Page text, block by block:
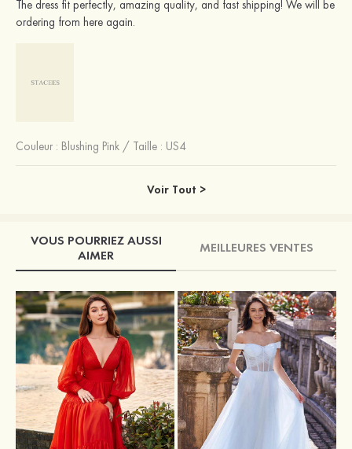
The dress fit perfectly, amazing quality, and fast shipping! We will be
ordering from here again.
Couleur : Blushing Pink / Taille : US4
Voir Tout >
VOUS POURRIEZ AUSSI
AIMER
MEILLEURES VENTES